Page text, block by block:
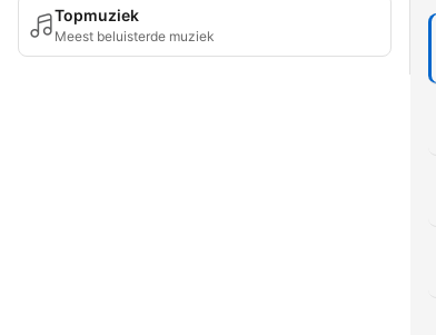
Topmuziek
Meest beluisterde muziek